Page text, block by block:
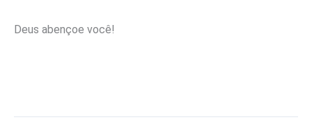
Deus abençoe você!